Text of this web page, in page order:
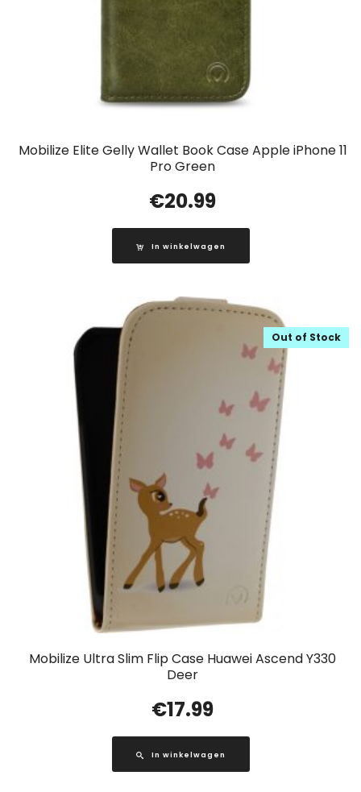
Mobilize Elite Gelly Wallet Book Case Apple iPhone 11
Pro Green
€20.99
In winkelwagen
Mobilize Ultra Slim Flip Case Huawei Ascend Y330
Deer
Out of Stock
€17.99
In winkelwagen